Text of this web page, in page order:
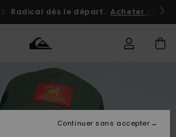
Radical dès le départ. Acheter
à
Continuer sans accepter